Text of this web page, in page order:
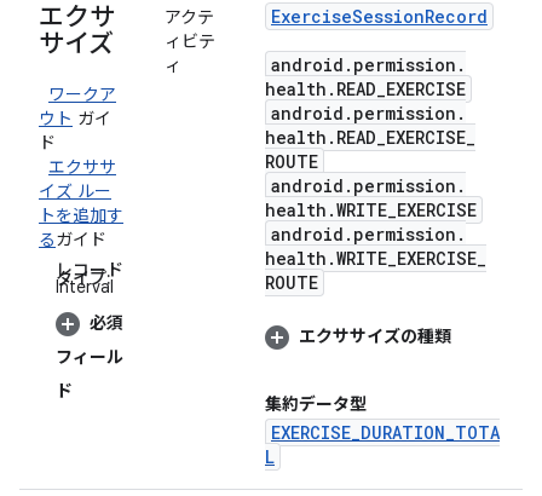
エクサ
サイズ
ワークア
ウト ガイ
ド
エクササ
イズ ルー
トを追加す
るガイド
レコード
タイプ:
Interval
必須
フィール
ド
アクテ
ィビテ
ィ
ExerciseSessionRecord
android . permission .
health . READ_EXERCISE
android . permission .
health . READ_EXERCISE_
ROUTE
android . permission .
health .WRITE_EXERCISE
android . permission .
health .WRITE_EXERCISE_
ROUTE
エクササイズの種類
集約データ型
EXERCISE_DURATION_TOTA
L